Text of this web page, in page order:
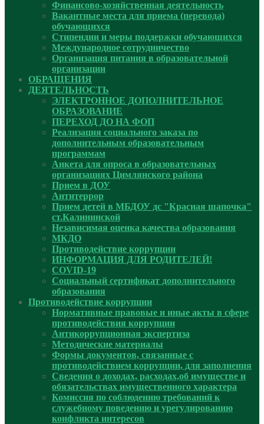
Финансово-хозяйственная деятельность
Вакантные места для приема (перевода)
обучающихся
Стипендии и меры поддержки обучающихся
Международное сотрудничество
Организация питания в образовательной
организации
ОБРАЩЕНИЯ
ДЕЯТЕЛЬНОСТЬ
ЭЛЕКТРОННОЕ ДОПОЛНИТЕЛЬНОЕ
ОБРАЗОВАНИЕ
ПЕРЕХОД ДО НА ФОП
Реализация социального заказа по
дополнительным образовательным
программам
Анкета для опроса в образовательных
организациях Цимлянского района
Прием в ДОУ
Антитеррор
Прием детей в МБДОУ дс "Красная шапочка"
ст.Калининской
Независимая оценка качества образования
МКДО
Противодействие коррупции
ИНФОРМАЦИЯ ДЛЯ РОДИТЕЛЕЙ!
COVID-19
Социальный сертификат дополнительного
образования
Противодействие коррупции
Нормативные правовые и иные акты в сфере
противодействия коррупции
Антикоррупционная экспертиза
Методические материалы
Формы документов, связанные с
противодействием коррупции, для заполнения
Сведения о доходах, расходах,об имуществе и
обязательствах имущественного характера
Комиссия по соблюдению требований к
служебному поведению и урегулированию
конфликта интересов